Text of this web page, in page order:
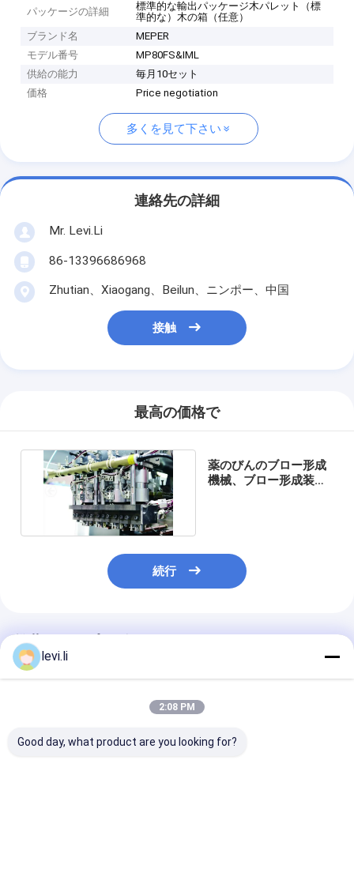
パッケージの詳細
標準的な輸出パッケージ木パレット（標
準的な）木の箱（任意）
ブランド名
MEPER
モデル番号
MP80FS&IML
供給の能力
毎月10セット
価格
Price negotiation
多くを見て下さい
連絡先の詳細
Mr. Levi.Li
86-13396686968
Zhutian、Xiaogang、Beilun、ニンポー、中国
接触
最高の価格で
薬のびんのブロー形成
機械、ブロー形成装置
続行
推薦されたプロダクト
levi.li
2:08 PM
Good day, what product are you looking for?